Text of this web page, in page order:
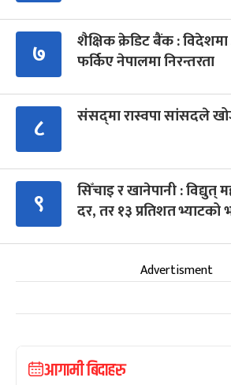
७
शैक्षिक क्रेडिट बैंक :
फर्किए नेपालमा निरन्तरता
८ संसद्‍मा रास्वपा सांसदले
९
सिँचाइ र खानेपानी :
दर, तर १३ प्रतिशत भ्याटको
Advertisment
आगामी बिदाहरु